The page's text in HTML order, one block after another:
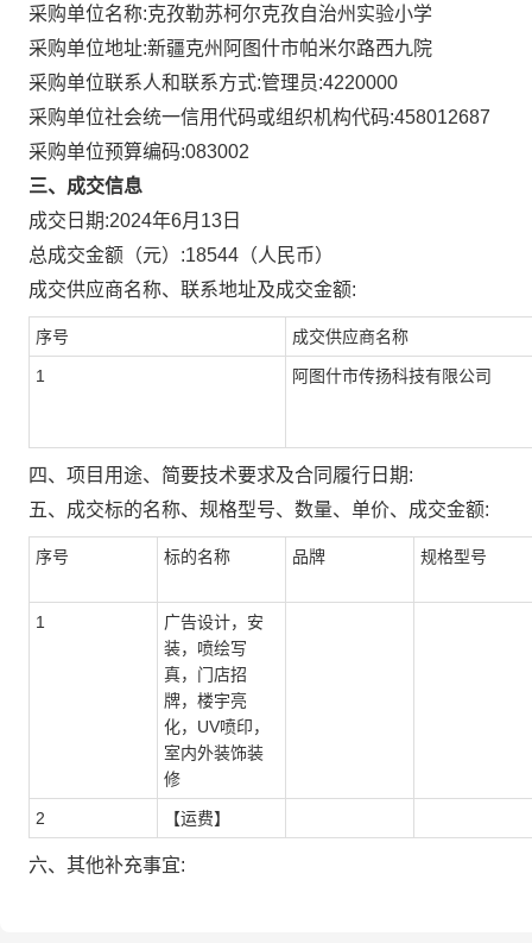
采购单位名称:克孜勒苏柯尔克孜自治州实验小学
采购单位地址:新疆克州阿图什市帕米尔路西九院
采购单位联系人和联系方式:管理员:4220000
采购单位社会统一信用代码或组织机构代码:458012687
采购单位预算编码:083002
三、成交信息
成交日期:2024年6月13日
总成交金额（元）:18544 （人民币）
成交供应商名称、联系地址及成交金额:
序号 成交供应商名称
1 阿图什市传扬科技有限公司
四、项目用途、简要技术要求及合同履行日期:
五、成交标的名称、规格型号、数量、单价、成交金额:
序号 标的名称 品牌 规格型号
1
广告设计，安
装，喷绘写
真，门店招
牌，楼宇亮
化，UV喷印，
室内外装饰装
修
2 【运费】
六、其他补充事宜: